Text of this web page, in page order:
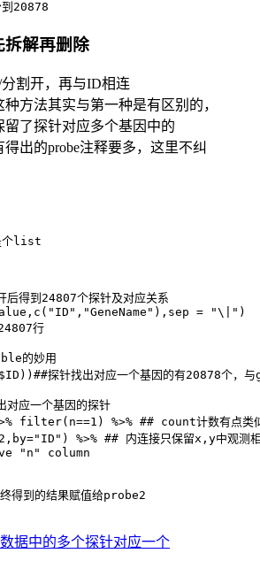
拆解再删除
割开，再与ID相连
方法其实与第一种是有区别的，
留了探针对应多个基因中的
出的probe注释要多，这里不纠
list
得到24807个探针及对应关系
= "\|")
行
的妙用
探针找出对应一个基因的有20878个，与
对应一个基因的探针
filter(n==1) %>% ## count计数有点类
%>% ## 内连接只保留x,y中观测相
"n" column
到的结果赋值给probe2
据中的多个探针对应一个